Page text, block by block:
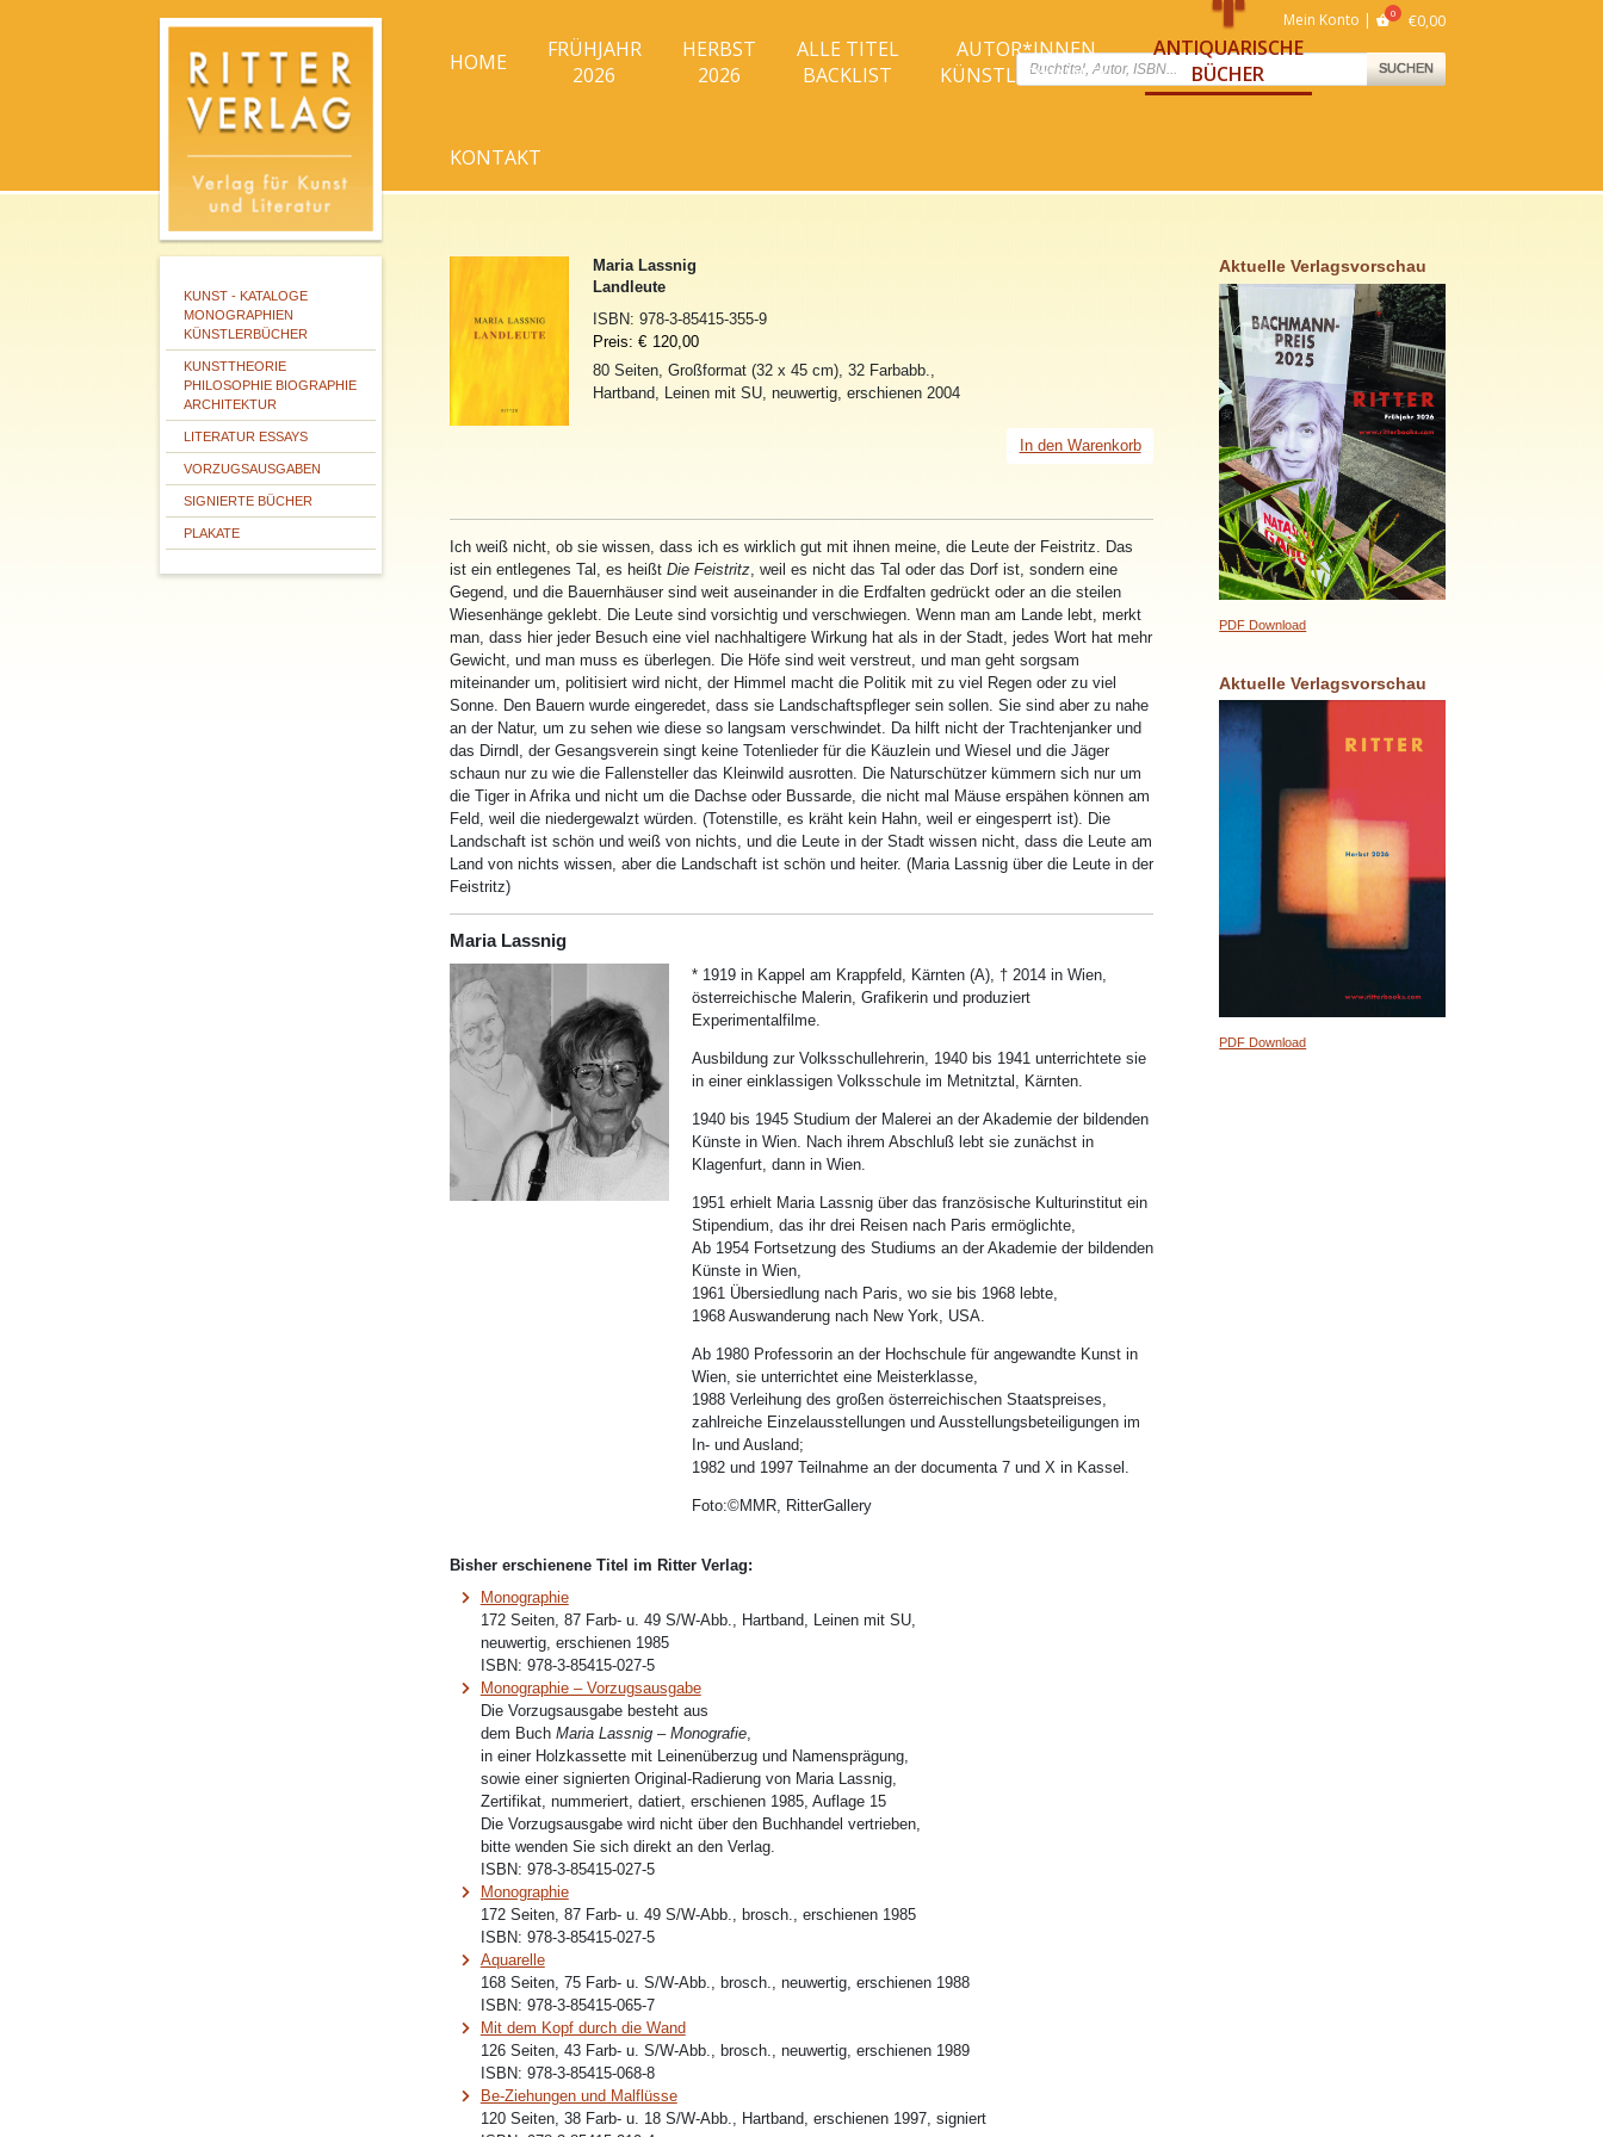
Mein Konto €0,00
Products
search
SUCHEN
HOME
FRÜHJAHR
2026
HERBST
2026
ALLE TITEL
BACKLIST
AUTOR*INNEN
KÜNSTLER*INNEN
ANTIQUARISCHE
BÜCHER
KONTAKT
KUNST - KATALOGE
MONOGRAPHIEN
KÜNSTLERBÜCHER
KUNSTTHEORIE
PHILOSOPHIE BIOGRAPHIE
ARCHITEKTUR
LITERATUR ESSAYS
VORZUGSAUSGABEN
SIGNIERTE BÜCHER
PLAKATE
Maria Lassnig
Landleute
ISBN: 978-3-85415-355-9
Preis: € 120,00
80 Seiten, Großformat (32 x 45 cm), 32 Farbabb.,
Hartband, Leinen mit SU, neuwertig, erschienen 2004
In den Warenkorb
Ich weiß nicht, ob sie wissen, dass ich es wirklich gut mit ihnen meine, die Leute der Feistritz. Das
ist ein entlegenes Tal, es heißt Die Feistritz, weil es nicht das Tal oder das Dorf ist, sondern eine
Gegend, und die Bauernhäuser sind weit auseinander in die Erdfalten gedrückt oder an die steilen
Wiesenhänge geklebt. Die Leute sind vorsichtig und verschwiegen. Wenn man am Lande lebt, merkt
man, dass hier jeder Besuch eine viel nachhaltigere Wirkung hat als in der Stadt, jedes Wort hat mehr
Gewicht, und man muss es überlegen. Die Höfe sind weit verstreut, und man geht sorgsam
miteinander um, politisiert wird nicht, der Himmel macht die Politik mit zu viel Regen oder zu viel
Sonne. Den Bauern wurde eingeredet, dass sie Landschaftspfleger sein sollen. Sie sind aber zu nahe
an der Natur, um zu sehen wie diese so langsam verschwindet. Da hilft nicht der Trachtenjanker und
das Dirndl, der Gesangsverein singt keine Totenlieder für die Käuzlein und Wiesel und die Jäger
schaun nur zu wie die Fallensteller das Kleinwild ausrotten. Die Naturschützer kümmern sich nur um
die Tiger in Afrika und nicht um die Dachse oder Bussarde, die nicht mal Mäuse erspähen können am
Feld, weil die niedergewalzt würden. (Totenstille, es kräht kein Hahn, weil er eingesperrt ist). Die
Landschaft ist schön und weiß von nichts, und die Leute in der Stadt wissen nicht, dass die Leute am
Land von nichts wissen, aber die Landschaft ist schön und heiter. (Maria Lassnig über die Leute in der
Feistritz)
Maria Lassnig
* 1919 in Kappel am Krappfeld, Kärnten (A), † 2014 in Wien,
österreichische Malerin, Grafikerin und produziert
Experimentalfilme.
Ausbildung zur Volksschullehrerin, 1940 bis 1941 unterrichtete sie
in einer einklassigen Volksschule im Metnitztal, Kärnten.
1940 bis 1945 Studium der Malerei an der Akademie der bildenden
Künste in Wien. Nach ihrem Abschluß lebt sie zunächst in
Klagenfurt, dann in Wien.
1951 erhielt Maria Lassnig über das französische Kulturinstitut ein
Stipendium, das ihr drei Reisen nach Paris ermöglichte,
Ab 1954 Fortsetzung des Studiums an der Akademie der bildenden
Künste in Wien,
1961 Übersiedlung nach Paris, wo sie bis 1968 lebte,
1968 Auswanderung nach New York, USA.
Ab 1980 Professorin an der Hochschule für angewandte Kunst in
Wien, sie unterrichtet eine Meisterklasse,
1988 Verleihung des großen österreichischen Staatspreises,
zahlreiche Einzelausstellungen und Ausstellungsbeteiligungen im
In- und Ausland;
1982 und 1997 Teilnahme an der documenta 7 und X in Kassel.
Foto:©MMR, RitterGallery
Bisher erschienene Titel im Ritter Verlag:
Monographie
172 Seiten, 87 Farb- u. 49 S/W-Abb., Hartband, Leinen mit SU,
neuwertig, erschienen 1985
ISBN: 978-3-85415-027-5
Monographie – Vorzugsausgabe
Die Vorzugsausgabe besteht aus
dem Buch Maria Lassnig – Monografie,
in einer Holzkassette mit Leinenüberzug und Namensprägung,
sowie einer signierten Original-Radierung von Maria Lassnig,
Zertifikat, nummeriert, datiert, erschienen 1985, Auflage 15
Die Vorzugsausgabe wird nicht über den Buchhandel vertrieben,
bitte wenden Sie sich direkt an den Verlag.
ISBN: 978-3-85415-027-5
Monographie
172 Seiten, 87 Farb- u. 49 S/W-Abb., brosch., erschienen 1985
ISBN: 978-3-85415-027-5
Aquarelle
168 Seiten, 75 Farb- u. S/W-Abb., brosch., neuwertig, erschienen 1988
ISBN: 978-3-85415-065-7
Mit dem Kopf durch die Wand
126 Seiten, 43 Farb- u. S/W-Abb., brosch., neuwertig, erschienen 1989
ISBN: 978-3-85415-068-8
Be-Ziehungen und Malflüsse
120 Seiten, 38 Farb- u. 18 S/W-Abb., Hartband, erschienen 1997, signiert
Aktuelle Verlagsvorschau
PDF Download
Aktuelle Verlagsvorschau
PDF Download